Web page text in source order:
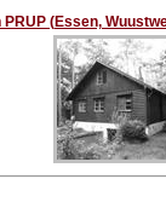
(Essen,